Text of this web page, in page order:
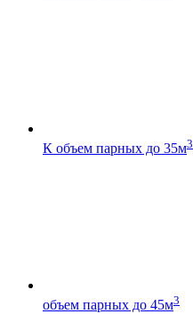
К объем парных до 35м3
объем парных до 45м3